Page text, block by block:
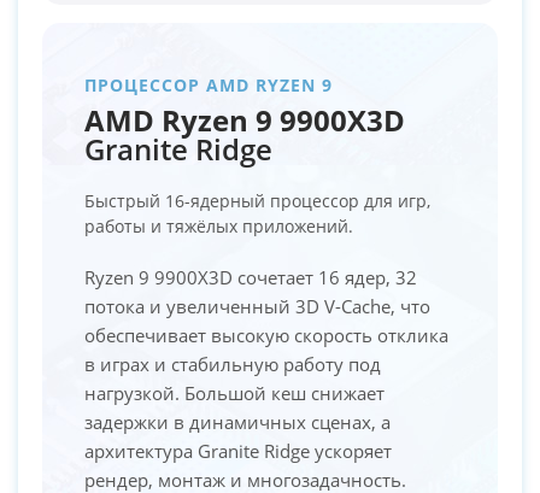
ПРОЦЕССОР AMD RYZEN 9
AMD Ryzen 9 9900X3D
Granite Ridge
Быстрый 16-ядерный процессор для игр,
работы и тяжёлых приложений.
Ryzen 9 9900X3D сочетает 16 ядер, 32
потока и увеличенный 3D V-Cache, что
обеспечивает высокую скорость отклика
в играх и стабильную работу под
нагрузкой. Большой кеш снижает
задержки в динамичных сценах, а
архитектура Granite Ridge ускоряет
рендер, монтаж и многозадачность.